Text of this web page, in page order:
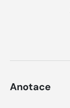
Anotace